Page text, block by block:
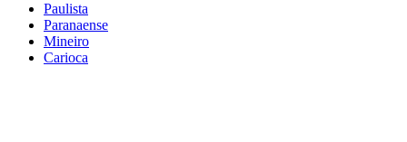
Paulista
Paranaense
Mineiro
Carioca